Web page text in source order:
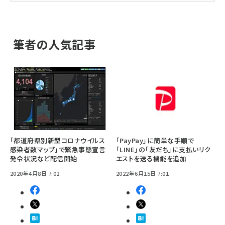
筆者の人気記事
「都道府県別新型コロナウイルス
感染者数マップ」で緊急事態宣言
発令状況など配信開始
2020年4月8日 7:02
「PayPay」に簡単な手順で
「LINE」の「友だち」に支払いリク
エストを送る機能を追加
2022年6月15日 7:01